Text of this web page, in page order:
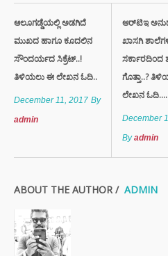
ಆಲೂಗಡ್ಡೆಯಲ್ಲಿ ಅಡಗಿದೆ
ಮುಖದ ಹಾಗೂ ಕೂದಲಿನ
ಸೌಂದರ್ಯದ ಸಿಕ್ರೆಟ್..!
ತಿಳಿಯಲು ಈ ಲೇಖನ ಓದಿ..
December 11, 2017 By
admin
ಆರ್‌ಟಿಇ
ಖಾಸಗಿ
ಸರ್ಕಾರದಿಂದ
ಗೊತ್ತಾ..?
ಲೇಖನ ಓದಿ….
December
Byadmin
ABOUT THE AUTHOR / ADMIN